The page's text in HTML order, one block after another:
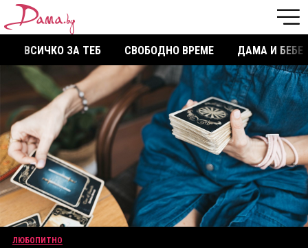
ВСИЧКО ЗА ТЕБ СВОБОДНО ВРЕМЕ ДАМА И БЕБЕ
ЛЮБОПИТНО